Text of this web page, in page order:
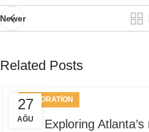
Newer
Related Posts
27
AĞU
DECORATION
Exploring